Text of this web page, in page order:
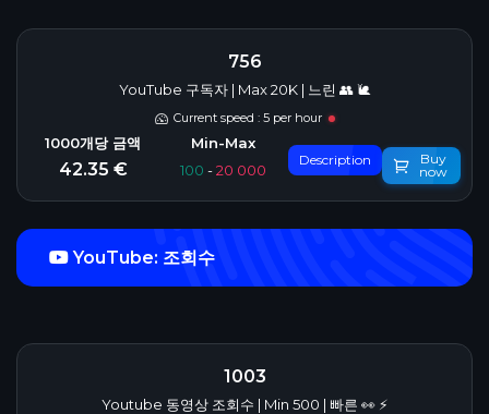
756
YouTube 구독자 | Max 20K | 느린 👥 🐌
Current speed : 5 per hour
42.35 € 100 -20 000
Description
Buy
now
YouTube: 조회수
1003
Youtube 동영상 조회수 | Min 500 | 빠른 👀 ⚡️